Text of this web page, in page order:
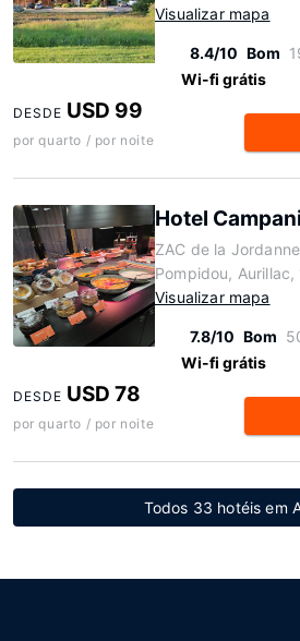
Visualizar mapa
8.4/10 Bom
Wi-fi grátis
DESDE USD 99
por quarto / por noite
Hotel
ZAC de la
Pompidou, Aurillac,
Visualizar mapa
7.8/10 Bom
Wi-fi grátis
DESDE USD 78
por quarto / por noite
Todos 33 hotéis em